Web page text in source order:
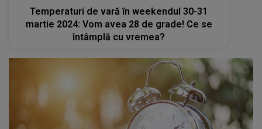
Temperaturi de vară în weekendul 30-31
martie 2024: Vom avea 28 de grade! Ce se
întâmplă cu vremea?